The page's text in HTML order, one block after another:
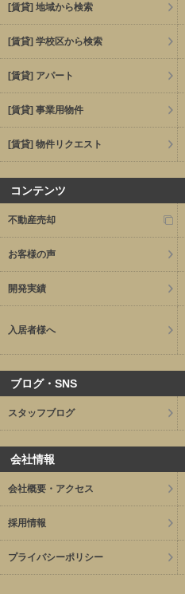
[賃貸] 地域から検索
[賃貸] 学校区から検索
[賃貸] アパート
[賃貸] 事業用物件
[賃貸] 物件リクエスト
コンテンツ
不動産売却
お客様の声
開発実績
入居者様へ
ブログ・SNS
スタッフブログ
会社情報
会社概要・アクセス
採用情報
プライバシーポリシー